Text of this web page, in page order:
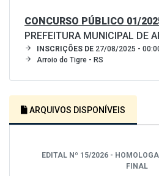
CONCURSO PÚBLICO 01/
PREFEITURA MUNICIPAL DE
INSCRIÇÕES DE 27/08/2025 -
Arroio do Tigre - RS
ARQUIVOS DISPONÍVEIS
EDITAL Nº 15/2026 -
FINAL